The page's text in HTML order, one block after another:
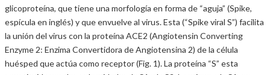
glicoproteína, que tiene una morfología en forma de “aguja” (Spike,
espícula en inglés) y que envuelve al virus. Esta (“Spike viral S”) facilita
la unión del virus con la proteína ACE2 (Angiotensin Converting
Enzyme 2: Enzima Convertidora de Angiotensina 2) de la célula
huésped que actúa como receptor (Fig. 1). La proteína “S” esta